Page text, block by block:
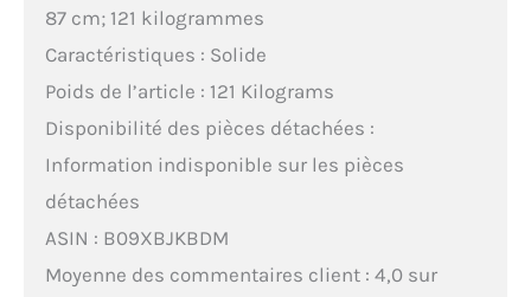
87 cm; 121 kilogrammes
Caractéristiques : Solide
Poids de l’article : 121 Kilograms
Disponibilité des pièces détachées :
Information indisponible sur les pièces
détachées
ASIN : B09XBJKBDM
Moyenne des commentaires client : 4,0 sur